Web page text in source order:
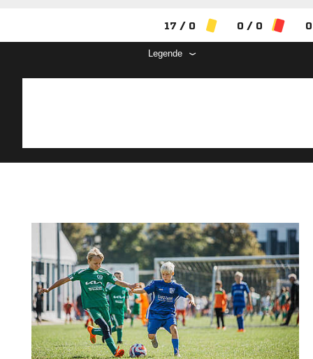
17 / 0 0 / 0
Legende